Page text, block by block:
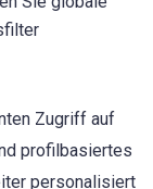
Zugriff auf
profilbasiertes
personalisiert